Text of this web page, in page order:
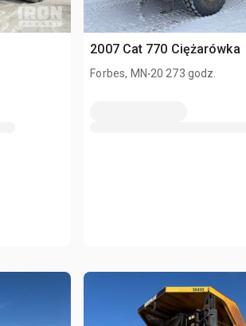
2007 Cat 770 Ciężarówka
Forbes, MN.20 273 godz.